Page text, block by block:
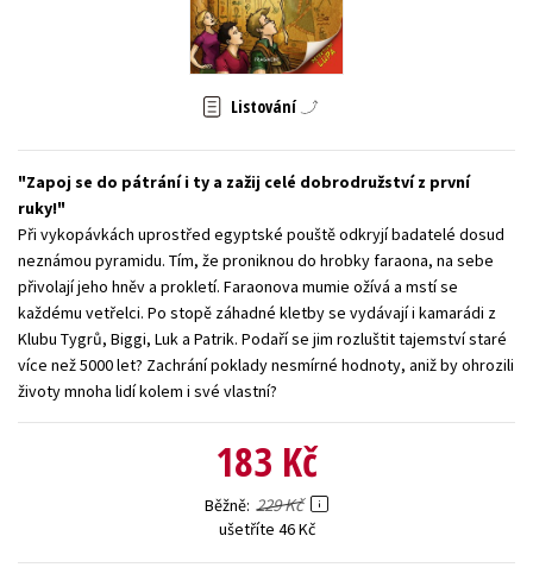
Zahraniční literatura
Listování
Zapoj se do pátrání i ty a zažij celé dobrodružství z první
ruky!
Při vykopávkách uprostřed egyptské pouště odkryjí badatelé dosud
neznámou pyramidu. Tím, že proniknou do hrobky faraona, na sebe
přivolají jeho hněv a prokletí. Faraonova mumie ožívá a mstí se
každému vetřelci. Po stopě záhadné kletby se vydávají i kamarádi z
Klubu Tygrů, Biggi, Luk a Patrik. Podaří se jim rozluštit tajemství staré
více než 5000 let? Zachrání poklady nesmírné hodnoty, aniž by ohrozili
životy mnoha lidí kolem i své vlastní?
183 Kč
Běžně 229 Kč
ušetříte 46 Kč